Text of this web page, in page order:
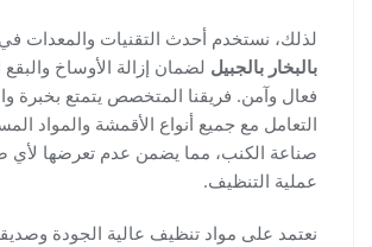
لذلك، نستخدم أحدث التقنيات والمعدات
بالبخار بالجبيل لضمان إزالة الأوساخ
فعال وآمن. فريقنا المتخصص يتمتع بخبرة
التعامل مع جميع أنواع الأقمشة والمواد
صناعة الكنب، مما يضمن عدم تعرضها لأي
عملية التنظيف.
نعتمد على مواد تنظيف عالية الجودة